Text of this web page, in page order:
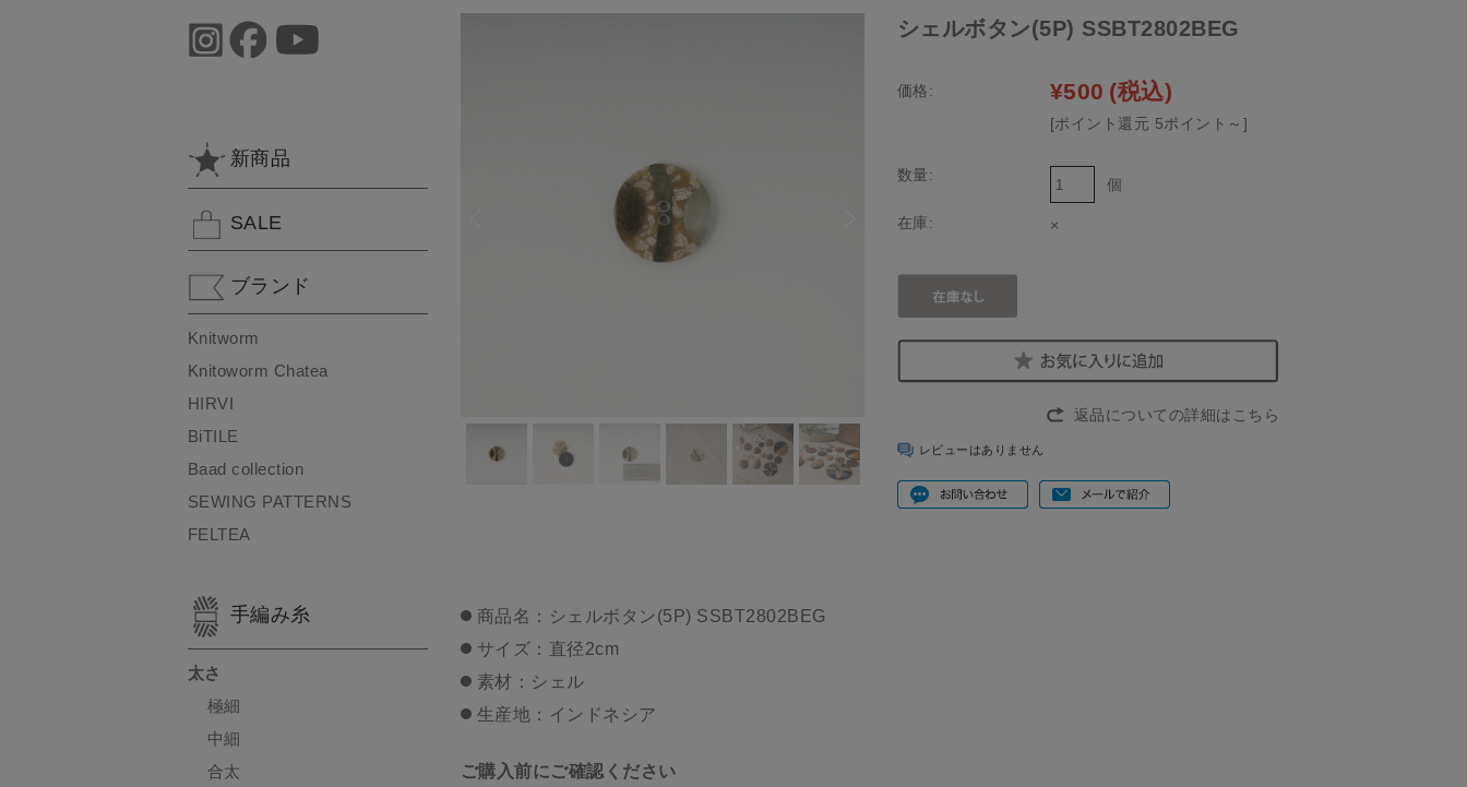
シェルボタン(5P) SSBT2802BEG
価格: ¥500 (税込)
[ポイント還元 5ポイント～]
数量:
個
在庫: ×
返品についての詳細はこちら
レビューはありません
商品名：シェルボタン(5P) SSBT2802BEG
サイズ：直径2cm
素材：シェル
生産地：インドネシア
ご購入前にご確認ください
新商品
SALE
ブランド
Knitworm
Knitoworm Chatea
HIRVI
BiTILE
Baad collection
SEWING PATTERNS
FELTEA
手編み糸
太さ
極細
中細
合太